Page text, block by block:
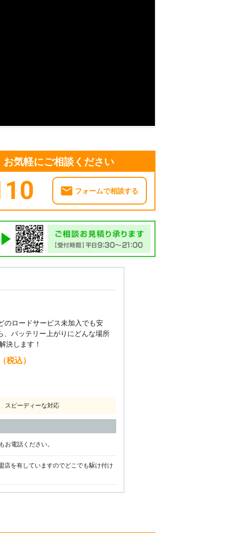
気軽にご相談ください
フォームで相談する
のロードサービス未加入でも安
、バッテリー上がりにどんな場所
決します！
込）
スピーディーな対応
電話ください。
店を有していますのでどこでも駆け付け